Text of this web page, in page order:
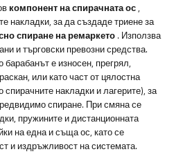
компонент на спирачната ос,
накладки, за да създаде триене за
спиране на ремаркето . Използва
и търговски превозни средства.
е износен, прегрял,
или като част от цялостна
накладки и лагерите), за
спиране. При смяна се
пружините и дистанционната
на една и съща ос, като се
и издръжливост на системата.